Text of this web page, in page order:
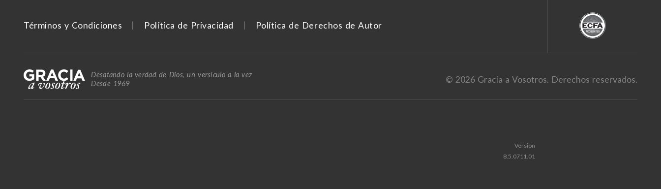
Términos y Condiciones Política de Privacidad Política de Derechos de Autor
Desatando la verdad de Dios, un versículo a la vez
Desde 1969
© 2026 Gracia a Vosotros. Derechos reservados.
Version
8.5.0711.01